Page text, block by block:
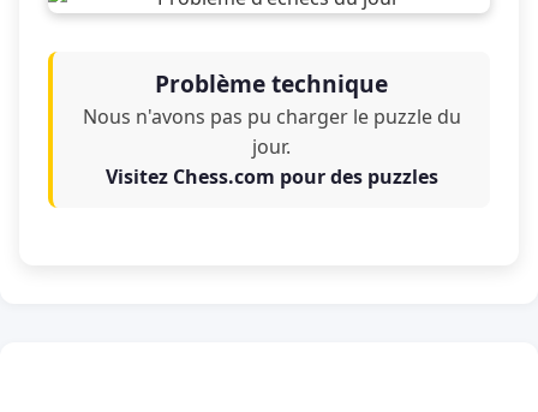
Problème technique
Nous n'avons pas pu charger le puzzle du
jour.
Visitez Chess.com pour des puzzles